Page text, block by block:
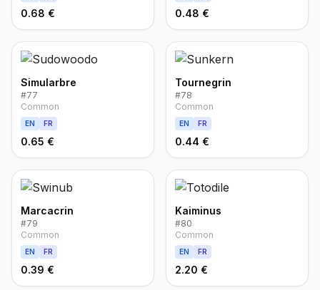
0.68 € 0.48 €
Simularbre
#77
Common
EN FR
0.65 €
Tournegrin
#78
Common
EN FR
0.44 €
Marcacrin
#79
Common
EN FR
0.39 €
Kaiminus
#80
Common
EN FR
2.20 €